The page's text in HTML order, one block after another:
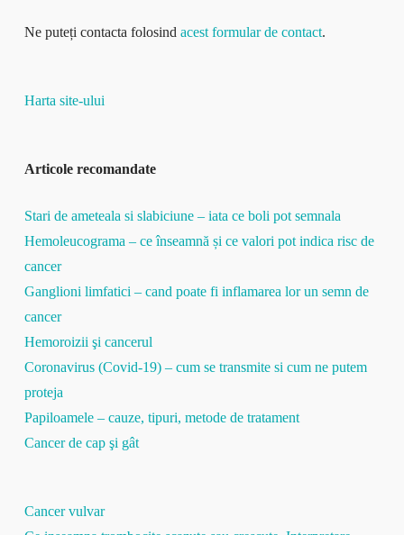
Ne puteți contacta folosind acest formular de contact.
Harta site-ului
Articole recomandate
Stari de ameteala si slabiciune – iata ce boli pot semnala
Hemoleucograma – ce înseamnă și ce valori pot indica risc de
cancer
Ganglioni limfatici – cand poate fi inflamarea lor un semn de
cancer
Hemoroizii şi cancerul
Coronavirus (Covid-19) – cum se transmite si cum ne putem
proteja
Papiloamele – cauze, tipuri, metode de tratament
Cancer de cap şi gât
Cancer vulvar